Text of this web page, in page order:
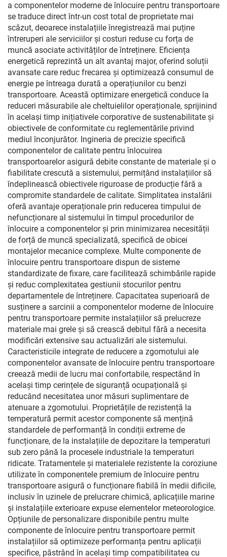
a componentelor moderne de înlocuire pentru transportoare
se traduce direct într-un cost total de proprietate mai
scăzut, deoarece instalațiile înregistrează mai puține
întreruperi ale serviciilor și costuri reduse cu forța de
muncă asociate activităților de întreținere. Eficiența
energetică reprezintă un alt avantaj major, oferind soluții
avansate care reduc frecarea și optimizează consumul de
energie pe întreaga durată a operațiunilor cu benzi
transportoare. Această optimizare energetică conduce la
reduceri măsurabile ale cheltuielilor operaționale, sprijinind
în același timp inițiativele corporative de sustenabilitate și
obiectivele de conformitate cu reglementările privind
mediul înconjurător. Ingineria de precizie specifică
componentelor de calitate pentru înlocuirea
transportoarelor asigură debite constante de materiale și o
fiabilitate crescută a sistemului, permițând instalațiilor să
îndeplinească obiectivele riguroase de producție fără a
compromite standardele de calitate. Simplitatea instalării
oferă avantaje operaționale prin reducerea timpului de
nefuncționare al sistemului în timpul procedurilor de
înlocuire a componentelor și prin minimizarea necesității
de forță de muncă specializată, specifică de obicei
montajelor mecanice complexe. Multe componente de
înlocuire pentru transportoare dispun de sisteme
standardizate de fixare, care facilitează schimbările rapide
și reduc complexitatea gestiunii stocurilor pentru
departamentele de întreținere. Capacitatea superioară de
susținere a sarcinii a componentelor moderne de înlocuire
pentru transportoare permite instalațiilor să prelucreze
materiale mai grele și să crească debitul fără a necesita
modificări extensive sau actualizări ale sistemului.
Caracteristicile integrate de reducere a zgomotului ale
componentelor avansate de înlocuire pentru transportoare
creează medii de lucru mai confortabile, respectând în
același timp cerințele de siguranță ocupațională și
reducând necesitatea unor măsuri suplimentare de
atenuare a zgomotului. Proprietățile de rezistență la
temperatură permit acestor componente să mențină
standardele de performanță în condiții extreme de
funcționare, de la instalațiile de depozitare la temperaturi
sub zero până la procesele industriale la temperaturi
ridicate. Tratamentele și materialele rezistente la coroziune
utilizate în componentele premium de înlocuire pentru
transportoare asigură o funcționare fiabilă în medii dificile,
inclusiv în uzinele de prelucrare chimică, aplicațiile marine
și instalațiile exterioare expuse elementelor meteorologice.
Opțiunile de personalizare disponibile pentru multe
componente de înlocuire pentru transportoare permit
instalațiilor să optimizeze performanța pentru aplicații
specifice, păstrând în același timp compatibilitatea cu